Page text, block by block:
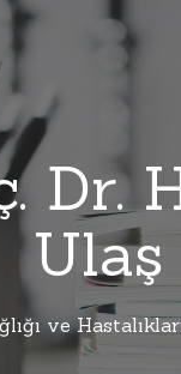
Dr.
Ulaş
ve